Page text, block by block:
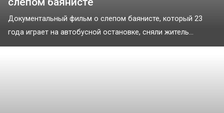
Документальный фильм о слепом баянисте, который 23
года играет на автобусной остановке, сняли житель...